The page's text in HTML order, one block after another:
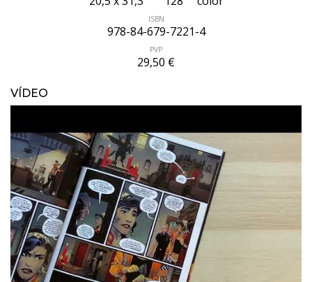
ISBN
978-84-679-7221-4
PVP
29,50 €
VÍDEO